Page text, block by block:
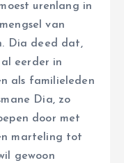
urenlang in
van
Dia deed dat,
eerder in
als familieleden
Dia, zo
door met
marteling tot
gewoon